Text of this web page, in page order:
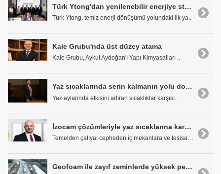
Türk Ytong'dan yenilenebilir enerjiye stratejik yatırım
Türk Ytong, temiz enerji dönüşümü yolundaki ilk ya..
Kale Grubu'nda üst düzey atama
Kale Grubu, Aykut Aydoğan'ı Yapı Kimyasalları ..
Yaz sıcaklarında serin kalmanın yolu doğru ısı yalıtımından geçiyor
Yaz aylarında etkisini artıran sıcaklıklar karşısı..
İzocam çözümleriyle yaz sıcaklarına karşı akıllı yatırım
Temelden çatıya, cepheden iç mekanlara ve tesisata..
Geofoam ile zayıf zeminlerde yüksek performanslı mühendislik yaklaşımı